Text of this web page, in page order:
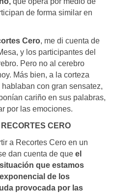
de forma similar en
Cero, me di cuenta de
y los participantes del
Pero no al cerebro
Más bien, a la corteza
con gran sensatez,
cariño en sus palabras,
por las emociones.
CERO
a Recortes Cero en un
dan cuenta de que el
que estamos
de los
provocada por las